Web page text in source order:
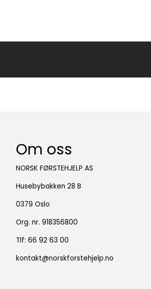
Om oss
NORSK FØRSTEHJELP AS
Husebybakken 28 B
0379 Oslo
Org. nr. 918356800
Tlf: 66 92 63 00
kontakt@norskforstehjelp.no